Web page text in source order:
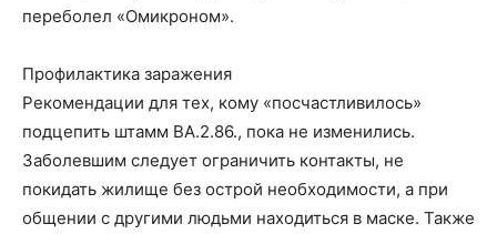
переболел «Омикроном».
Профилактика заражения
Рекомендации для тех, кому «посчастливилось»
подцепить штамм BA.2.86., пока не изменились.
Заболевшим следует ограничить контакты, не
покидать жилище без острой необходимости, а при
общении с другими людьми находиться в маске. Также